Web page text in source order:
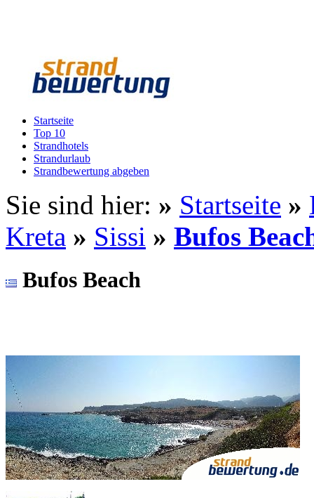
Startseite
Top 10
Strandhotels
Strandurlaub
Strandbewertung abgeben
Sie sind hier: » Startseite »
Kreta » Sissi » Bufos
Bufos Beach